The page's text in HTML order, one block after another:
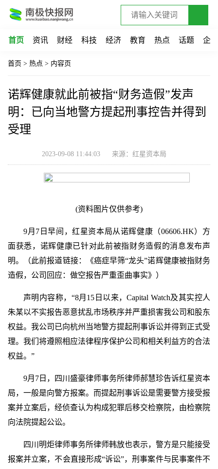
首页 资讯 财经 科技 经济 教育 热点 话题 企业
首页 > 热点 > 内容页
诺辉健康就此前被指“财务造假”发声
明：已向当地警方提起刑事控告并得到
受理
2023-09-08 11:44:03 来源：红星资本局
(资料图片仅供参考)
9月7日早间，红星资本局从诺辉健康（06606.HK）方
面获悉，诺辉健康已针对此前被指财务造假的消息发布声
明。（此前报道链接：《癌症早筛“龙头”诺辉健康被指财务
造假，公司回应：做空报告严重歪曲事实》）
声明内容称，“8月15日以来，Capital Watch及其实控人
朱某以不实报告恶意扰乱市场秩序并严重损害我公司和股东
权益。我公司已向杭州当地警方提起刑事诉讼并得到正式受
理。我们将遵照相应法律程序保护公司和相关利益方的合法
权益。”
9月7日，四川盛豪律师事务所律师郝慧珍告诉红星资本
局，一般是向警方报案。而提起刑事诉讼是需要警方接受报
案并立案后，经侦查认为构成犯罪后移交检察院，由检察院
向法院提起公讼。
四川明炬律师事务所律师韩放也表示，警方是只能接受
报案并立案，不会直接形成“诉讼”，刑事案件与民事案件不